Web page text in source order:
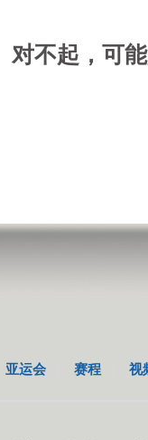
对不起，可
亚运会 赛程 视